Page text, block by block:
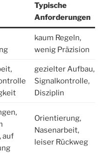
Typische
Anforderungen
kaum Regeln,
wenig Präzision
gezielter Aufbau,
Signalkontrolle,
Disziplin
auf
Orientierung,
Nasenarbeit,
leiser Rückweg